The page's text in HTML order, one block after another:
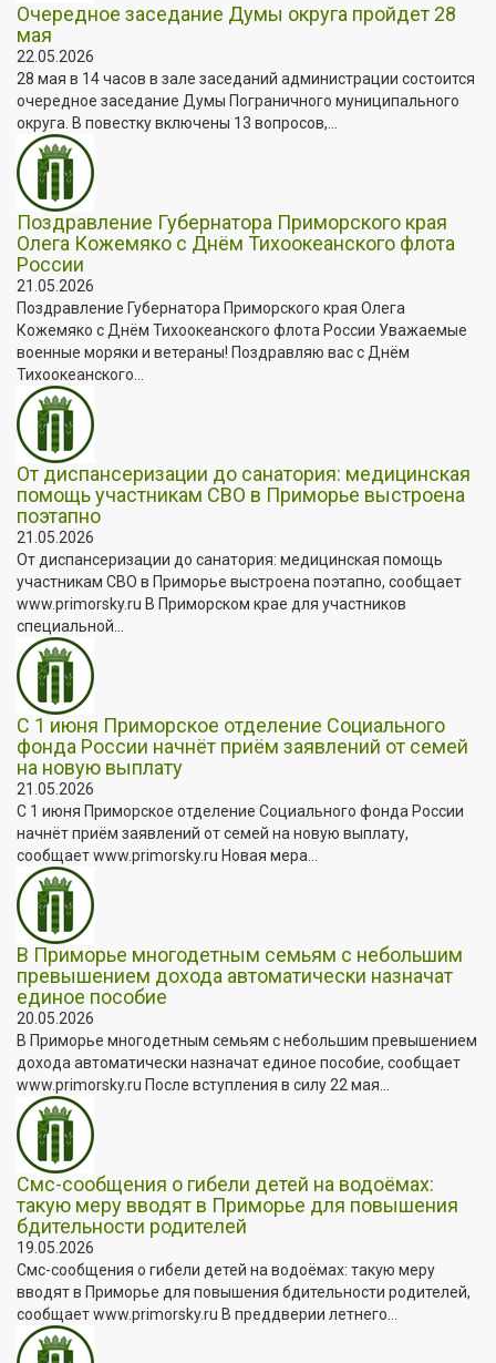
Очередное заседание Думы округа пройдет 28
мая
22.05.2026
28 мая в 14 часов в зале заседаний администрации состоится
очередное заседание Думы Пограничного муниципального
округа. В повестку включены 13 вопросов,...
Поздравление Губернатора Приморского края
Олега Кожемяко с Днём Тихоокеанского флота
России
21.05.2026
Поздравление Губернатора Приморского края Олега
Кожемяко с Днём Тихоокеанского флота России Уважаемые
военные моряки и ветераны! Поздравляю вас с Днём
Тихоокеанского...
От диспансеризации до санатория: медицинская
помощь участникам СВО в Приморье выстроена
поэтапно
21.05.2026
От диспансеризации до санатория: медицинская помощь
участникам СВО в Приморье выстроена поэтапно, сообщает
www.primorsky.ru В Приморском крае для участников
специальной...
С 1 июня Приморское отделение Социального
фонда России начнёт приём заявлений от семей
на новую выплату
21.05.2026
С 1 июня Приморское отделение Социального фонда России
начнёт приём заявлений от семей на новую выплату,
сообщает www.primorsky.ru Новая мера...
В Приморье многодетным семьям с небольшим
превышением дохода автоматически назначат
единое пособие
20.05.2026
В Приморье многодетным семьям с небольшим превышением
дохода автоматически назначат единое пособие, сообщает
www.primorsky.ru После вступления в силу 22 мая...
Смс-сообщения о гибели детей на водоёмах:
такую меру вводят в Приморье для повышения
бдительности родителей
19.05.2026
Смс-сообщения о гибели детей на водоёмах: такую меру
вводят в Приморье для повышения бдительности родителей,
сообщает www.primorsky.ru В преддверии летнего...